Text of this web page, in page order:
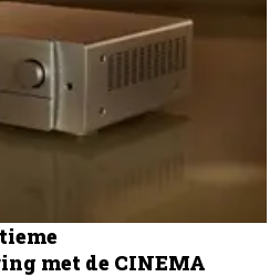
met de CINEMA